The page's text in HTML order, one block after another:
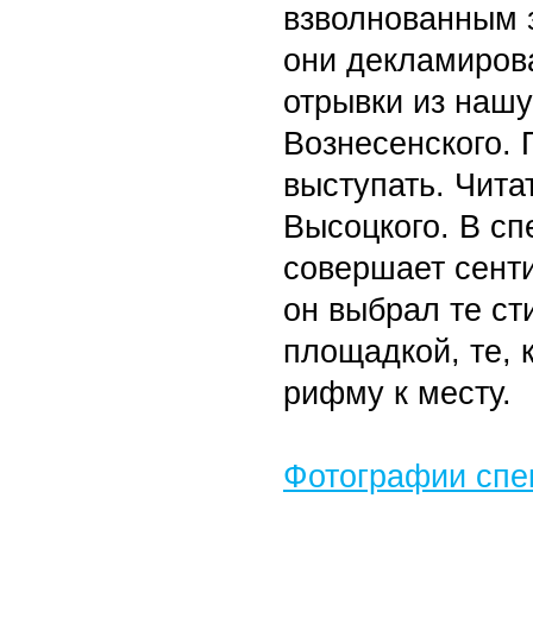
взволнованным
они
отрывки из
выступать.
Высоцкого. В
совершает
он выбрал те
площадкой, те,
рифму к месту.
Фотографии